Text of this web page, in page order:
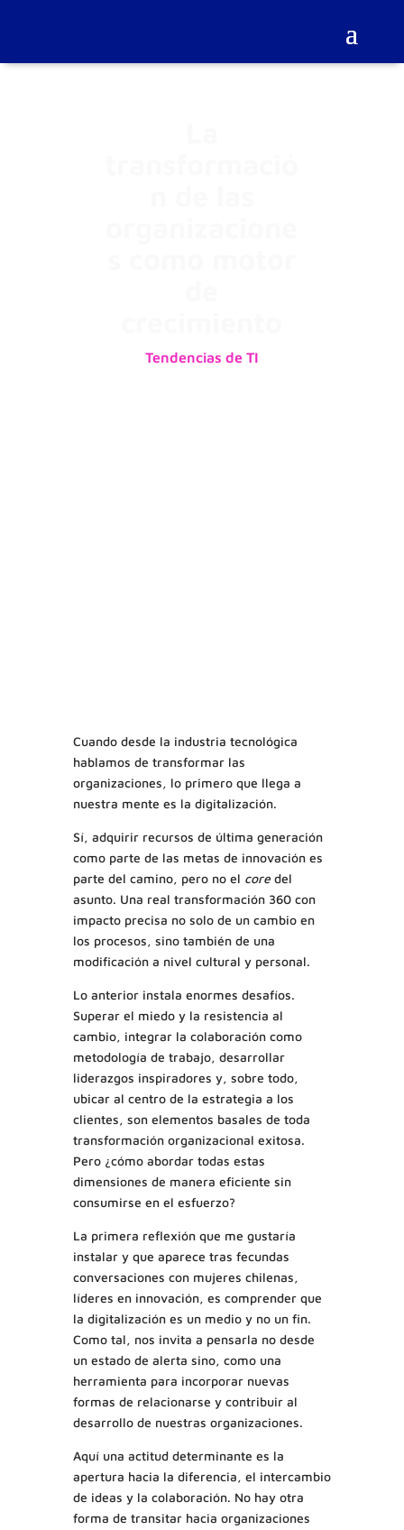
Tendencias de TI
Cuando desde la industria tecnológica
hablamos de transformar las
organizaciones, lo primero que llega a
nuestra mente es la digitalización.
Sí, adquirir recursos de última generación
como parte de las metas de innovación es
parte del camino, pero no el coredel
asunto. Una real transformación 360 con
impacto precisa no solo de un cambio en
los procesos, sino también de una
modificación a nivel cultural y personal.
Lo anterior instala enormes desafíos.
Superar el miedo y la resistencia al
cambio, integrar la colaboración como
metodología de trabajo, desarrollar
liderazgos inspiradores y, sobre todo,
ubicar al centro de la estrategia a los
clientes, son elementos basales de toda
transformación organizacional exitosa.
Pero ¿cómo abordar todas estas
dimensiones de manera eficiente sin
consumirse en el esfuerzo?
La primera reflexión que me gustaría
instalar y que aparece tras fecundas
conversaciones con mujeres chilenas,
líderes en innovación, es comprender que
la digitalización es un medio y no un fin.
Como tal, nos invita a pensarla no desde
un estado de alerta sino, como una
herramienta para incorporar nuevas
formas de relacionarse y contribuir al
desarrollo de nuestras organizaciones.
Aquí una actitud determinante es la
apertura hacia la diferencia, el intercambio
de ideas y la colaboración. No hay otra
forma de transitar hacia organizaciones